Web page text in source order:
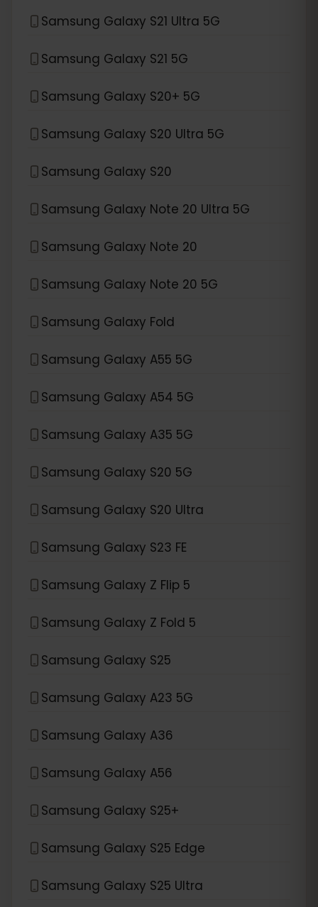
Samsung Galaxy S21 Ultra 5G
Samsung Galaxy S21 5G
Samsung Galaxy S20+ 5G
Samsung Galaxy S20 Ultra 5G
Samsung Galaxy S20
Samsung Galaxy Note 20 Ultra 5G
Samsung Galaxy Note 20
Samsung Galaxy Note 20 5G
Samsung Galaxy Fold
Samsung Galaxy A55 5G
Samsung Galaxy A54 5G
Samsung Galaxy A35 5G
Samsung Galaxy S20 5G
Samsung Galaxy S20 Ultra
Samsung Galaxy S23 FE
Samsung Galaxy Z Flip 5
Samsung Galaxy Z Fold 5
Samsung Galaxy S25
Samsung Galaxy A23 5G
Samsung Galaxy A36
Samsung Galaxy A56
Samsung Galaxy S25+
Samsung Galaxy S25 Edge
Samsung Galaxy S25 Ultra